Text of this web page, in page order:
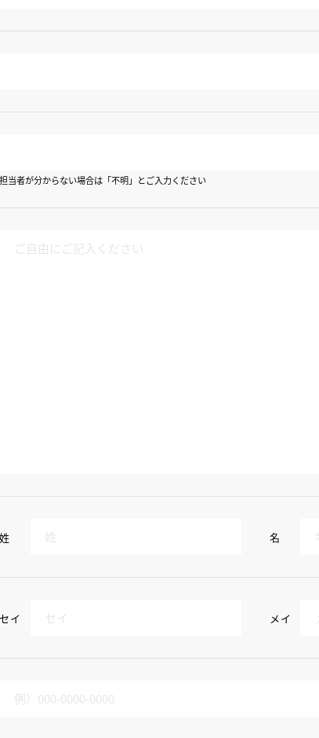
担当者が分からない場合は「不明」とご入力ください
姓 名
セイ メイ